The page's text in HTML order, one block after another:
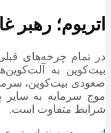
اتریوم؛ رهبر
در تمام چرخه‌های
بیت‌کوین به
صعودی بیت‌کوین،
شرایط متفاوت است.